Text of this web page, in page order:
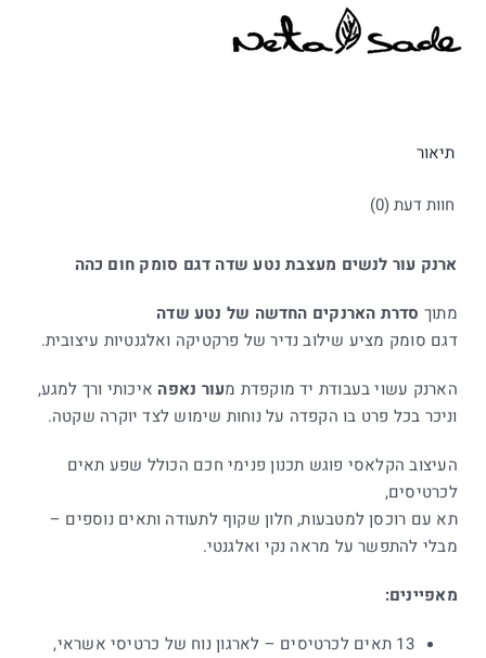
נטע
תיאור
חוות דעת (0)
ארנק עור לנשים מעצבת נטע שדה דגם סומק חום כהה
מתוך סדרת הארנקים החדשה של נטע שדה
דגם סומק מציע שילוב נדיר של פרקטיקה ואלגנטיות עיצובית.
הארנק עשוי בעבודת יד מוקפדת מעור נאפה איכותי ורך למגע,
וניכר בכל פרט בו הקפדה על נוחות שימוש לצד יוקרה שקטה.
העיצוב הקלאסי פוגש תכנון פנימי חכם הכולל שפע תאים
לכרטיסים,
תא עם רוכסן למטבעות, חלון שקוף לתעודה ותאים נוספים –
מבלי להתפשר על מראה נקי ואלגנטי.
מאפיינים:
13 תאים לכרטיסים – לארגון נוח של כרטיסי אשראי,